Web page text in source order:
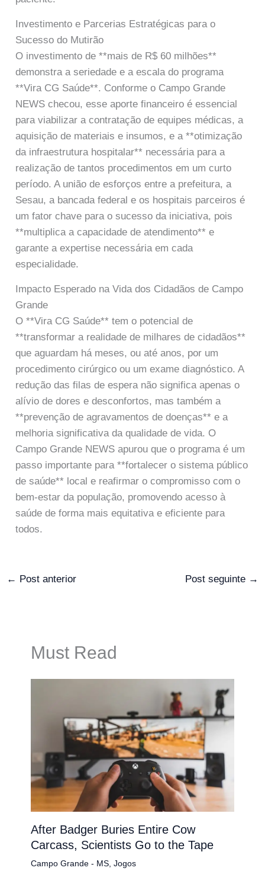
Investimento e Parcerias Estratégicas para o
Sucesso do Mutirão
O investimento de **mais de R$ 60 milhões**
demonstra a seriedade e a escala do programa
**Vira CG Saúde**. Conforme o Campo Grande
NEWS checou, esse aporte financeiro é essencial
para viabilizar a contratação de equipes médicas, a
aquisição de materiais e insumos, e a **otimização
da infraestrutura hospitalar** necessária para a
realização de tantos procedimentos em um curto
período. A união de esforços entre a prefeitura, a
Sesau, a bancada federal e os hospitais parceiros é
um fator chave para o sucesso da iniciativa, pois
**multiplica a capacidade de atendimento** e
garante a expertise necessária em cada
especialidade.
Impacto Esperado na Vida dos Cidadãos de Campo
Grande
O **Vira CG Saúde** tem o potencial de
**transformar a realidade de milhares de cidadãos**
que aguardam há meses, ou até anos, por um
procedimento cirúrgico ou um exame diagnóstico. A
redução das filas de espera não significa apenas o
alívio de dores e desconfortos, mas também a
**prevenção de agravamentos de doenças** e a
melhoria significativa da qualidade de vida. O
Campo Grande NEWS apurou que o programa é um
passo importante para **fortalecer o sistema público
de saúde** local e reafirmar o compromisso com o
bem-estar da população, promovendo acesso à
saúde de forma mais equitativa e eficiente para
todos.
← Post anterior Post seguinte →
Must Read
After Badger Buries Entire Cow
Carcass, Scientists Go to the Tape
Campo Grande - MS, Jogos